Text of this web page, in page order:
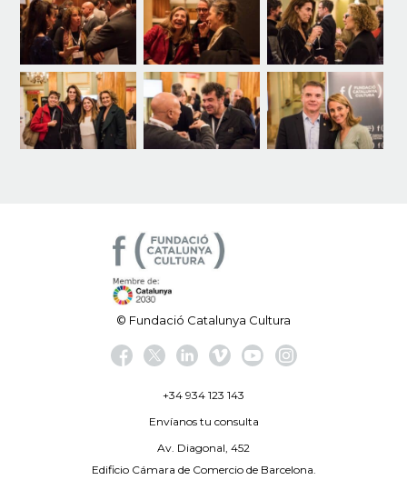
© Fundació Catalunya Cultura
+34 934 123 143
Envíanos tu consulta
Av. Diagonal, 452
Edificio Cámara de Comercio de Barcelona.